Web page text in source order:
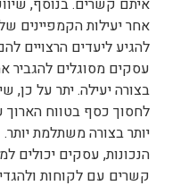
איתם קשרים. בנוסף,
אחר יעילות הקמפיינים
להגיע ליעדים הרצויים
עסקים מסוגלים להגביר
בצורה יעילה. יתר על כן,
לחסוך כסף בטווח הארוך
יותר בצורה משתלמת
הנכונות, עסקים
קשרים עם לקוחות